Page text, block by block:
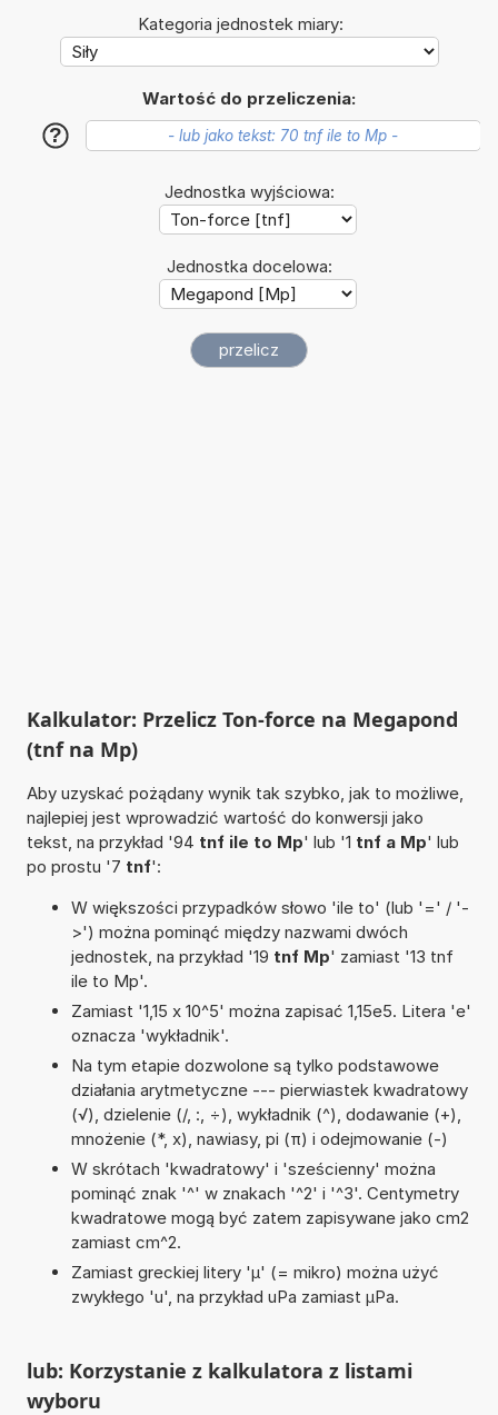
Kategoria jednostek miary:
Wartość do przeliczenia:
?
Jednostka wyjściowa:
Jednostka docelowa:
Kalkulator: Przelicz Ton-force na Megapond
(tnf na Mp)
Aby uzyskać pożądany wynik tak szybko, jak to możliwe,
najlepiej jest wprowadzić wartość do konwersji jako
tekst, na przykład '94 tnf ile to Mp' lub '1 tnf a Mp' lub
po prostu '7 tnf':
W większości przypadków słowo 'ile to' (lub '=' / '-
>') można pominąć między nazwami dwóch
jednostek, na przykład '19 tnf Mp' zamiast '13 tnf
ile to Mp'.
Zamiast '1,15 x 10^5' można zapisać 1,15e5. Litera 'e'
oznacza 'wykładnik'.
Na tym etapie dozwolone są tylko podstawowe
działania arytmetyczne --- pierwiastek kwadratowy
(√), dzielenie (/, :, ÷), wykładnik (^), dodawanie (+),
mnożenie (*, x), nawiasy, pi (π) i odejmowanie (-)
W skrótach 'kwadratowy' i 'sześcienny' można
pominąć znak '^' w znakach '^2' i '^3'. Centymetry
kwadratowe mogą być zatem zapisywane jako cm2
zamiast cm^2.
Zamiast greckiej litery 'µ' (= mikro) można użyć
zwykłego 'u', na przykład uPa zamiast µPa.
lub: Korzystanie z kalkulatora z listami
wyboru